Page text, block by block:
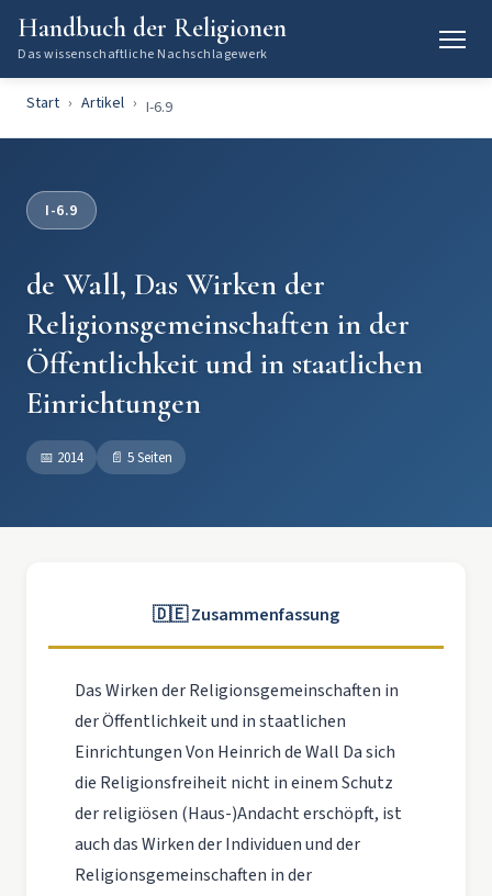
Handbuch der Religionen
Das wissenschaftliche Nachschlagewerk
Start Artikel I-6.9
I-6.9
de Wall, Das Wirken der
Religionsgemeinschaften in der
Öffentlichkeit und in staatlichen
Einrichtungen
📅 2014 📄 5 Seiten
🇩🇪 Zusammenfassung
Das Wirken der Religionsgemeinschaften in
der Öffentlichkeit und in staatlichen
Einrichtungen Von Heinrich de Wall Da sich
die Religionsfreiheit nicht in einem Schutz
der religiösen (Haus-)Andacht erschöpft, ist
auch das Wirken der Individuen und der
Religionsgemeinschaften in der